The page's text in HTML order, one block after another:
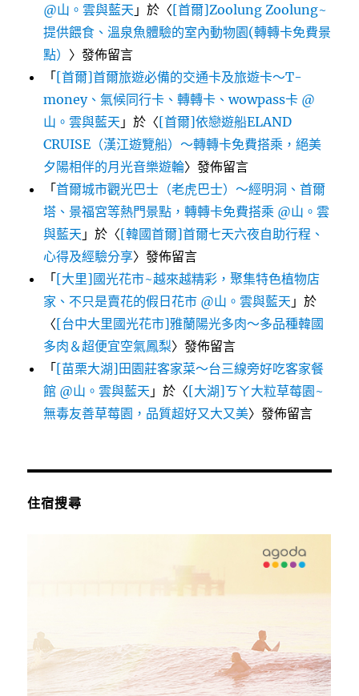
@山。雲與藍天 」於〈[首爾]Zoolung Zoolung~
提供餵食、溫泉魚體驗的室內動物園(轉轉卡免費景
點） 〉發佈留言
「[首爾]首爾旅遊必備的交通卡及旅遊卡～T-
money、氣候同行卡、轉轉卡、wowpass卡 @
山。雲與藍天 」於〈[首爾]依戀遊船ELAND
CRUISE（漢江遊覽船）～轉轉卡免費搭乘，絕美
夕陽相伴的月光音樂遊輪〉發佈留言
「首爾城市觀光巴士（老虎巴士）～經明洞、首爾
塔、景福宮等熱門景點，轉轉卡免費搭乘 @山。雲
與藍天 」於〈[韓國首爾]首爾七天六夜自助行程、
心得及經驗分享〉發佈留言
「[大里]國光花市~越來越精彩，聚集特色植物店
家、不只是賣花的假日花市 @山。雲與藍天 」於
〈[台中大里國光花市]雅蘭陽光多肉～多品種韓國
多肉＆超便宜空氣鳳梨〉發佈留言
「[苗栗大湖]田園莊客家菜～台三線旁好吃客家餐
館 @山。雲與藍天 」於〈[大湖]ㄎㄚ大粒草莓園~
無毒友善草莓園，品質超好又大又美〉發佈留言
住宿搜尋